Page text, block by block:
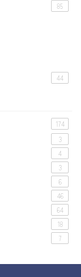
85
44
174
3
4
3
6
46
64
18
7